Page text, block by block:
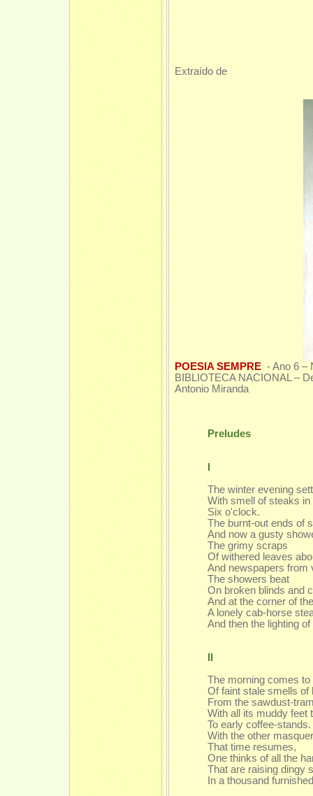
Extraído de
POESIA SEMPRE - Ano 6 –
BIBLIOTECA NACIONAL –
Antonio Miranda
Preludes
The winter evening
With smell of steaks
Six o'clock.
The burnt-out ends of
And now a gusty
The grimy scraps
Of withered leaves
And newspapers from
The showers beat
On broken blinds and
And at the corner of
A lonely cab-horse
And then the lighting
The morning comes
Of faint stale smells of
From the sawdust-
With all its muddy feet
To early coffee-stands.
With the other
That time resumes,
One thinks of all the
That are raising dingy
In a thousand